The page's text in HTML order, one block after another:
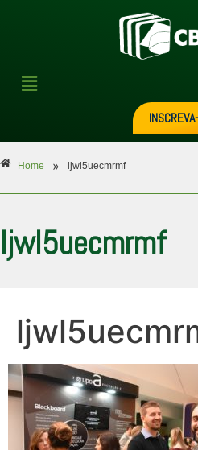
Home » ljwl5uecmrmf
ljwl5uecmrmf